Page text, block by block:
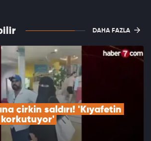
DAHA FAZLA
çirkin saldırı! 'Kıyafetin
korkutuyor'